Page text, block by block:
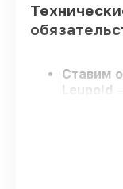
Ставим
Leupold
только